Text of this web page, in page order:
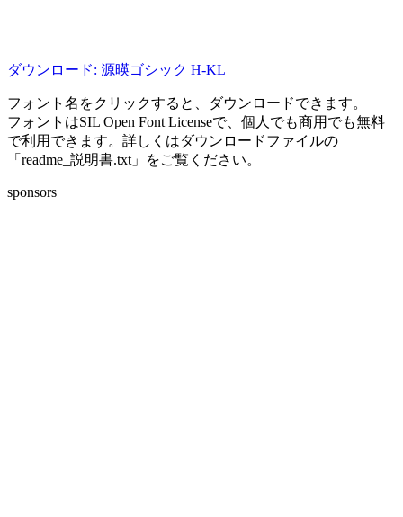
ダウンロード: 源暎ゴシック H-KL
フォント名をクリックすると、ダウンロードできます。
フォントはSIL Open Font Licenseで、個人でも商用でも無料
で利用できます。詳しくはダウンロードファイルの
「readme_説明書.txt」をご覧ください。
sponsors